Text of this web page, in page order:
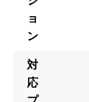
ョ
ン
対
応